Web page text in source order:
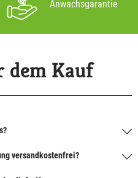
Anwachsgarantie
dem Kauf
versandkostenfrei?